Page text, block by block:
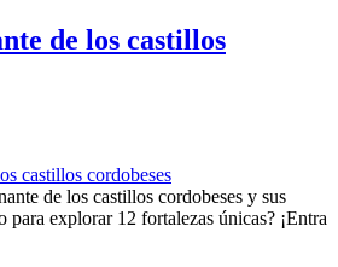
de los castillos
de los castillos cordobeses y sus
para explorar 12 fortalezas únicas? ¡Entra